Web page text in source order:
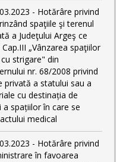
- Hotărâre privind
spaţiile şi terenul
a Judeţului Argeş ce
„Vânzarea spaţiilor
strigare" din
nr. 68/2008 privind
privată a statului sau a
cu destinația de
spațiilor în care se
medical
- Hotărâre privind
în favoarea